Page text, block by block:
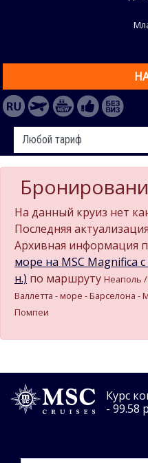
На данный круиз нет
Последняя
Архивная информация
море на MSC Magnifica c
н.) по маршруту Неаполь
Валлетта - море - Барселона
Помпеи
Курс
- 99.58